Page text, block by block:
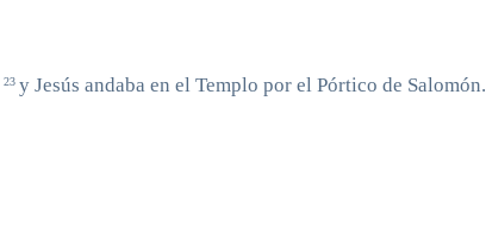
23 y Jesús andaba en el Templo por el Pórtico de Salomón.